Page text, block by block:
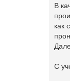
В
как
С